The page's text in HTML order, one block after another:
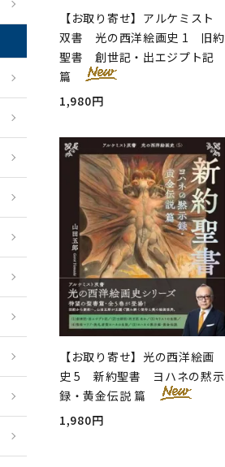
【お取り寄せ】アルケミスト
双書 光の西洋絵画史 1 旧約
聖書 創世記・出エジプト記
篇
1,980円
【お取り寄せ】光の西洋絵画
史 5 新約聖書 ヨハネの黙示
録・黄金伝説 篇
1,980円